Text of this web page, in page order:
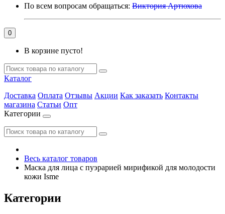
По всем вопросам обращаться: Виктория Артюхова
0
В корзине пусто!
Каталог
Доставка Оплата Отзывы Акции Как заказать Контакты
магазина Статьи Опт
Категории
Весь каталог товаров
Маска для лица с пуэрарией мирификой для молодости
кожи Isme
Категории